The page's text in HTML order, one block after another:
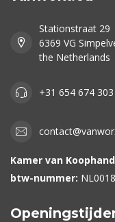
Stationstraat 29
6369 VG
the Netherlands
+31 654 674 303
Kamer van
btw-nummer: